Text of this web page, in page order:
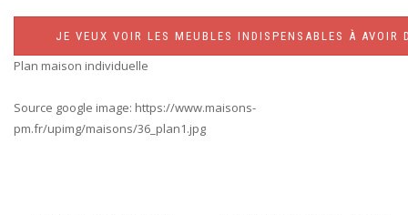
JE VEUX VOIR LES MEUBLES INDISPENSABLES À
Plan maison individuelle
Source google image: https://www.maisons-
pm.fr/upimg/maisons/36_plan1.jpg